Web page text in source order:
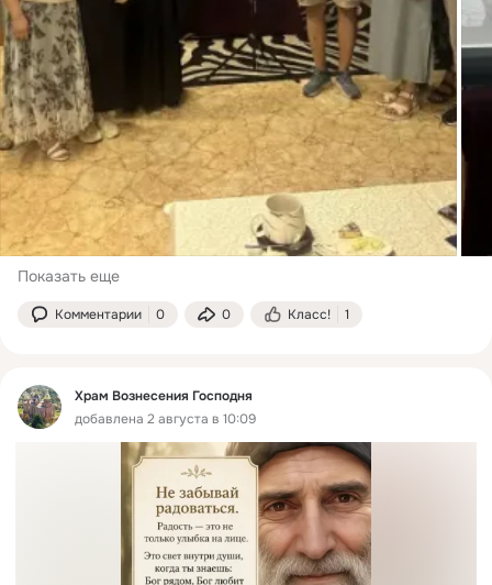
Показать еще
Комментарии 0 0 Класс! 1
Храм Вознесения Господня
добавлена 2 августа в 10:09